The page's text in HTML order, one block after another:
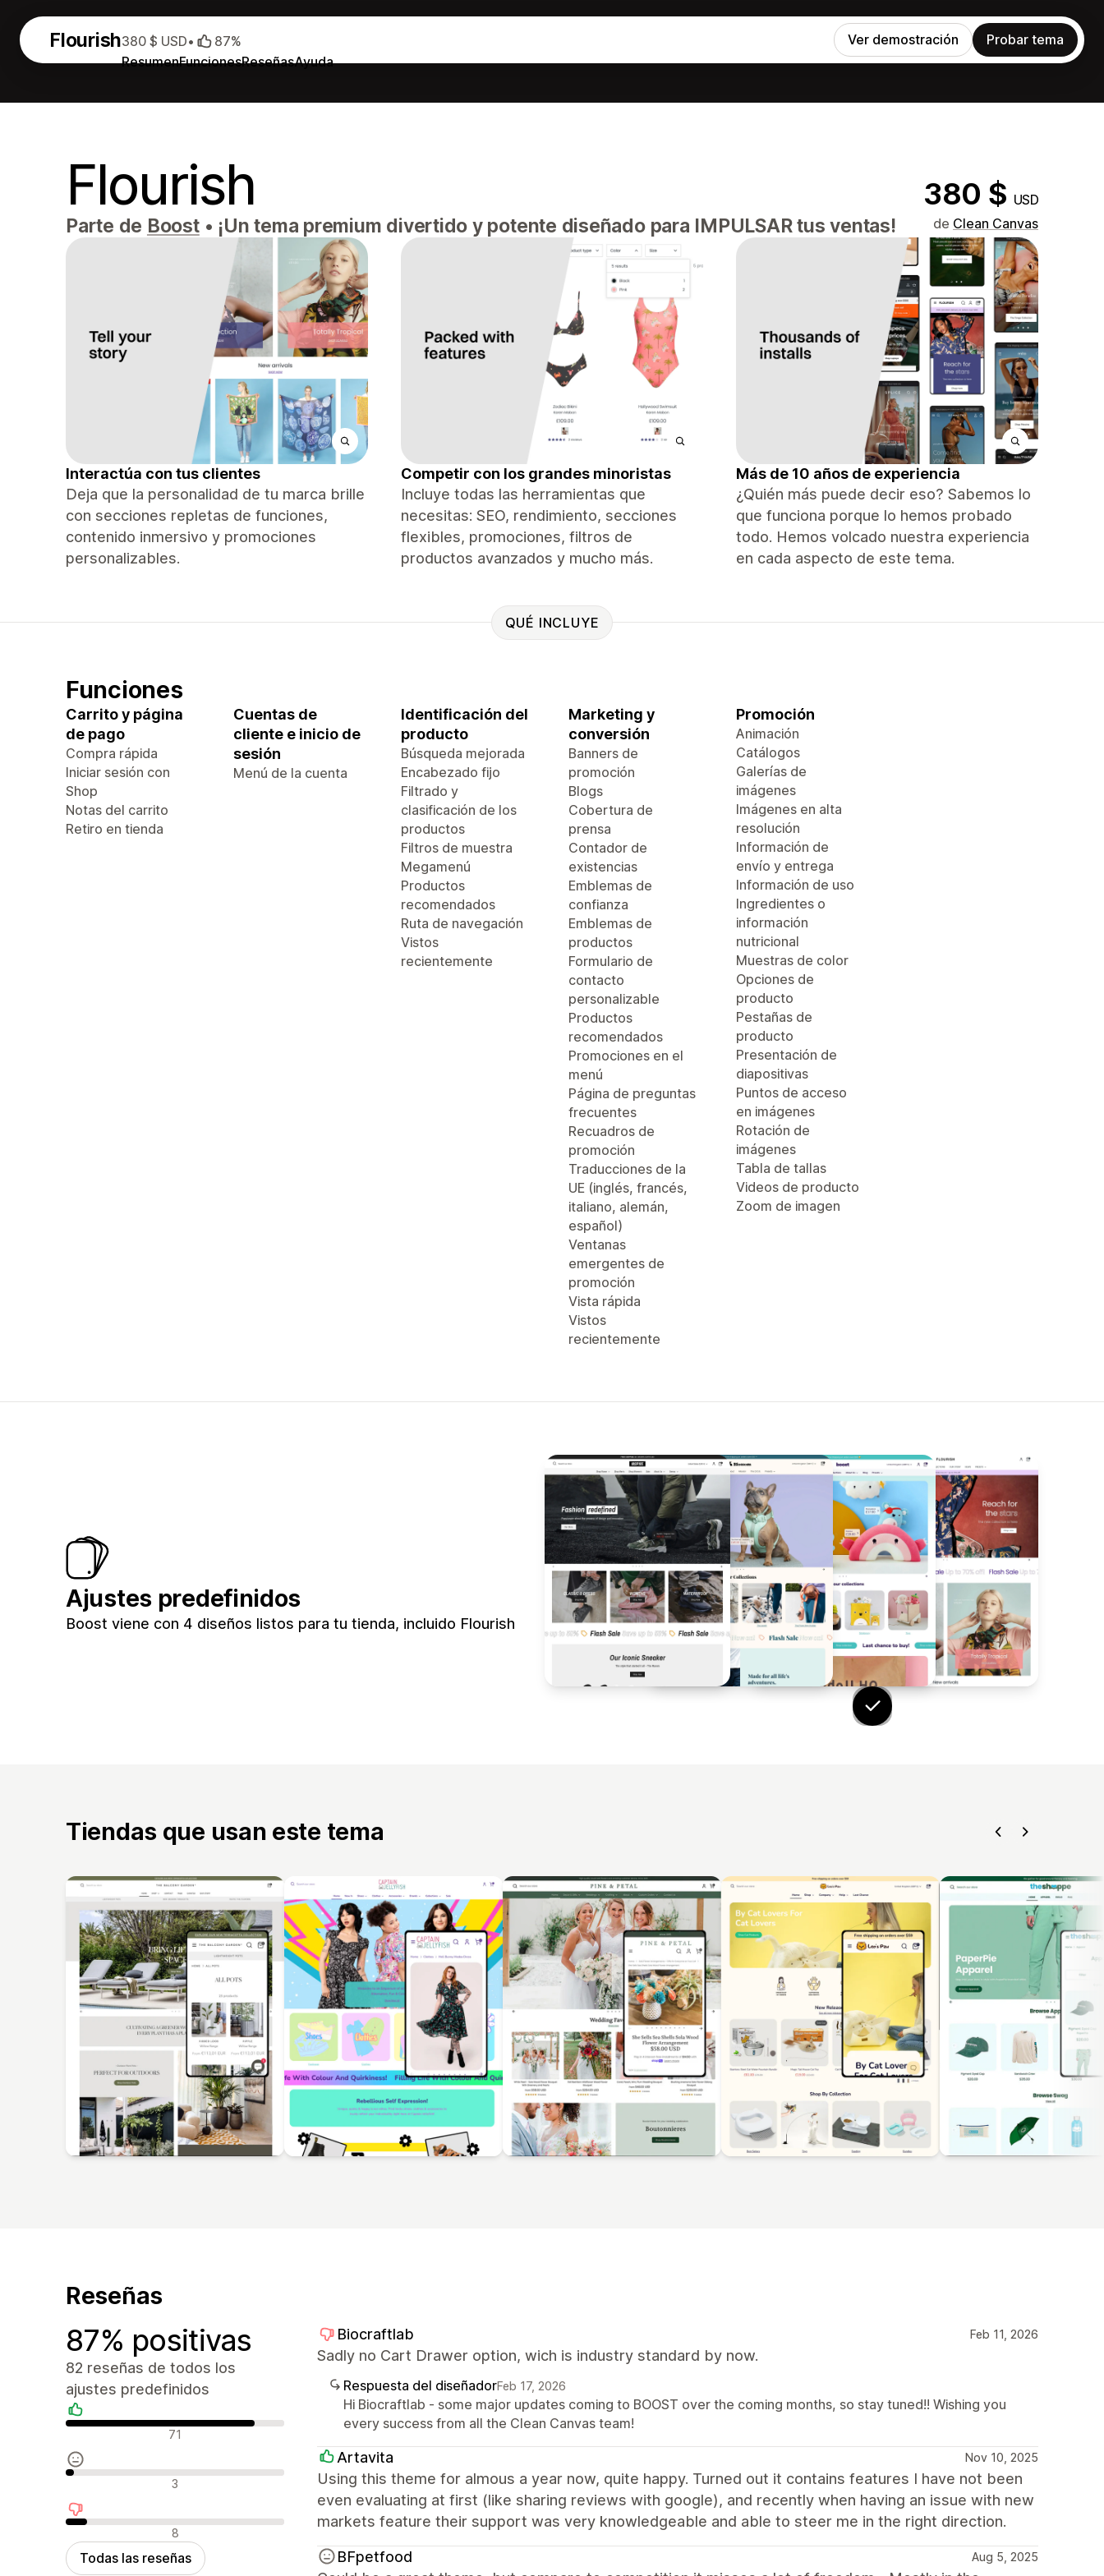
Flourish
ResumenFuncionesReseñasAyuda
380 $ USD• 87% Ver demostración Probar tema
Flourish 380 $ USD
Parte de Boost • ¡Un tema premium divertido y potente diseñado para IMPULSAR tus ventas! de Clean Canvas
Interactúa con tus clientes
Deja que la personalidad de tu marca brille
con secciones repletas de funciones,
contenido inmersivo y promociones
personalizables.
Competir con los grandes minoristas
Incluye todas las herramientas que
necesitas: SEO, rendimiento, secciones
flexibles, promociones, filtros de
productos avanzados y mucho más.
Más de 10 años de experiencia
¿Quién más puede decir eso? Sabemos lo
que funciona porque lo hemos probado
todo. Hemos volcado nuestra experiencia
en cada aspecto de este tema.
QUÉ INCLUYE
Funciones
Carrito y página
de pago
Compra rápida
Iniciar sesión con
Shop
Notas del carrito
Retiro en tienda
Cuentas de
cliente e inicio de
sesión
Menú de la cuenta
Identificación del
producto
Búsqueda mejorada
Encabezado fijo
Filtrado y
clasificación de los
productos
Filtros de muestra
Megamenú
Productos
recomendados
Ruta de navegación
Vistos
recientemente
Marketing y
conversión
Banners de
promoción
Blogs
Cobertura de
prensa
Contador de
existencias
Emblemas de
confianza
Emblemas de
productos
Formulario de
contacto
personalizable
Productos
recomendados
Promociones en el
menú
Página de preguntas
frecuentes
Recuadros de
promoción
Traducciones de la
UE (inglés, francés,
italiano, alemán,
español)
Ventanas
emergentes de
promoción
Vista rápida
Vistos
recientemente
Promoción
Animación
Catálogos
Galerías de
imágenes
Imágenes en alta
resolución
Información de
envío y entrega
Información de uso
Ingredientes o
información
nutricional
Muestras de color
Opciones de
producto
Pestañas de
producto
Presentación de
diapositivas
Puntos de acceso
en imágenes
Rotación de
imágenes
Tabla de tallas
Videos de producto
Zoom de imagen
Ajustes predefinidos
Boost viene con 4 diseños listos para tu tienda, incluido Flourish
Tiendas que usan este tema
Reseñas
87% positivas
82 reseñas de todos los
ajustes predefinidos
Reseñas positivas71
Reseñas neutras 3
Reseñas negativas
8
Todas las reseñas
Biocraftlab Feb 11, 2026
Sadly no Cart Drawer option, wich is industry standard by now.
Respuesta del diseñadorFeb 17, 2026
Hi Biocraftlab - some major updates coming to BOOST over the coming months, so stay tuned!! Wishing you
every success from all the Clean Canvas team!
Artavita Nov 10, 2025
Using this theme for almous a year now, quite happy. Turned out it contains features I have not been
even evaluating at first (like sharing reviews with google), and recently when having an issue with new
markets feature their support was very knowledgeable and able to steer me in the right direction.
BFpetfood Aug 5, 2025